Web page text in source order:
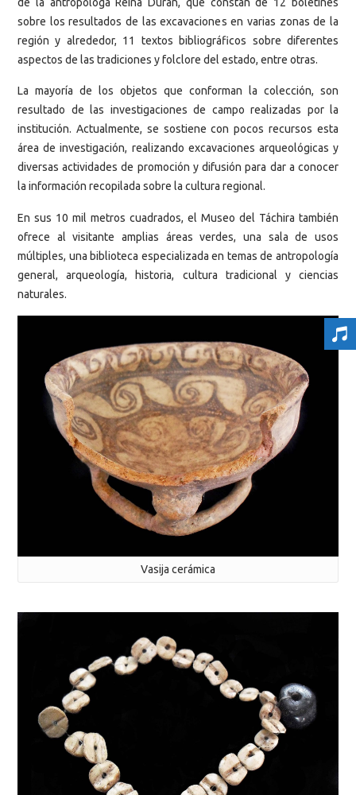
sobre los resultados de las excavaciones en varias zonas de la
región y alrededor, 11 textos bibliográficos sobre diferentes
aspectos de las tradiciones y folclore del estado, entre otras.
La mayoría de los objetos que conforman la colección, son
resultado de las investigaciones de campo realizadas por la
institución. Actualmente, se sostiene con pocos recursos esta
área de investigación, realizando excavaciones arqueológicas y
diversas actividades de promoción y difusión para dar a conocer
la información recopilada sobre la cultura regional.
En sus 10 mil metros cuadrados, el Museo del Táchira también
ofrece al visitante amplias áreas verdes, una sala de usos
múltiples, una biblioteca especializada en temas de antropología
general, arqueología, historia, cultura tradicional y ciencias
naturales.
Vasija cerámica